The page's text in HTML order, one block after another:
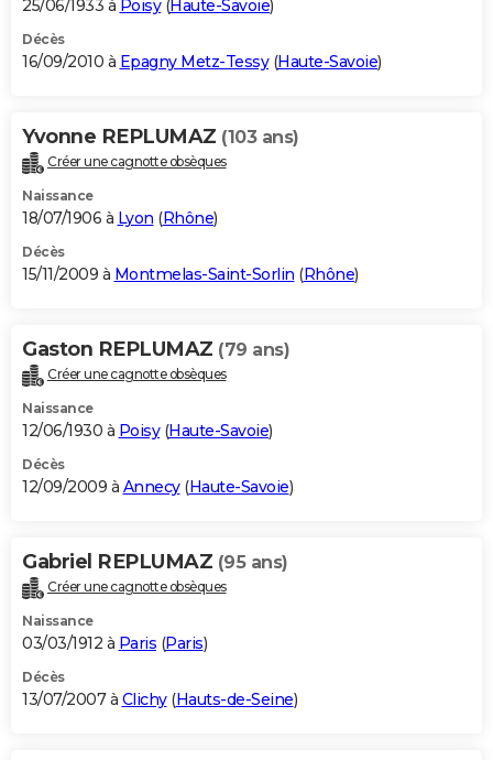
25/06/1933 à Poisy(Haute-Savoie)
Décès
16/09/2010 à Epagny Metz-Tessy(Haute-Savoie)
Yvonne REPLUMAZ (103 ans)
Créer une cagnotte obsèques
Naissance
18/07/1906 à Lyon (Rhône)
Décès
15/11/2009 à Montmelas-Saint-Sorlin (Rhône)
Gaston REPLUMAZ (79 ans)
Créer une cagnotte obsèques
Naissance
12/06/1930 à Poisy(Haute-Savoie)
Décès
12/09/2009 à Annecy(Haute-Savoie)
Gabriel REPLUMAZ (95 ans)
Créer une cagnotte obsèques
Naissance
03/03/1912 à Paris (Paris)
Décès
13/07/2007 à Clichy(Hauts-de-Seine)